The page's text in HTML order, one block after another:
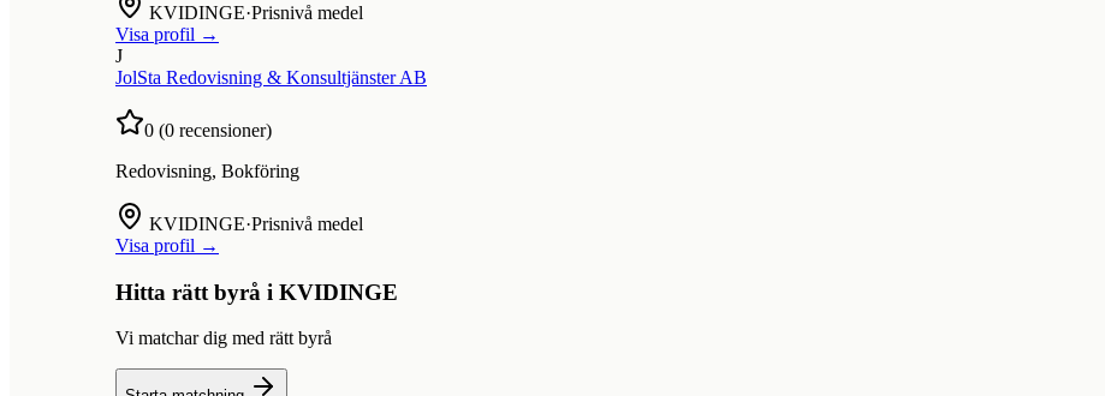
KVIDINGE·Prisnivå medel
Visa profil →
J
JolSta Redovisning & Konsultjänster AB
0 (0 recensioner)
Redovisning, Bokföring
KVIDINGE·Prisnivå medel
Visa profil →
Hitta rätt byrå i KVIDINGE
Vi matchar dig med rätt byrå